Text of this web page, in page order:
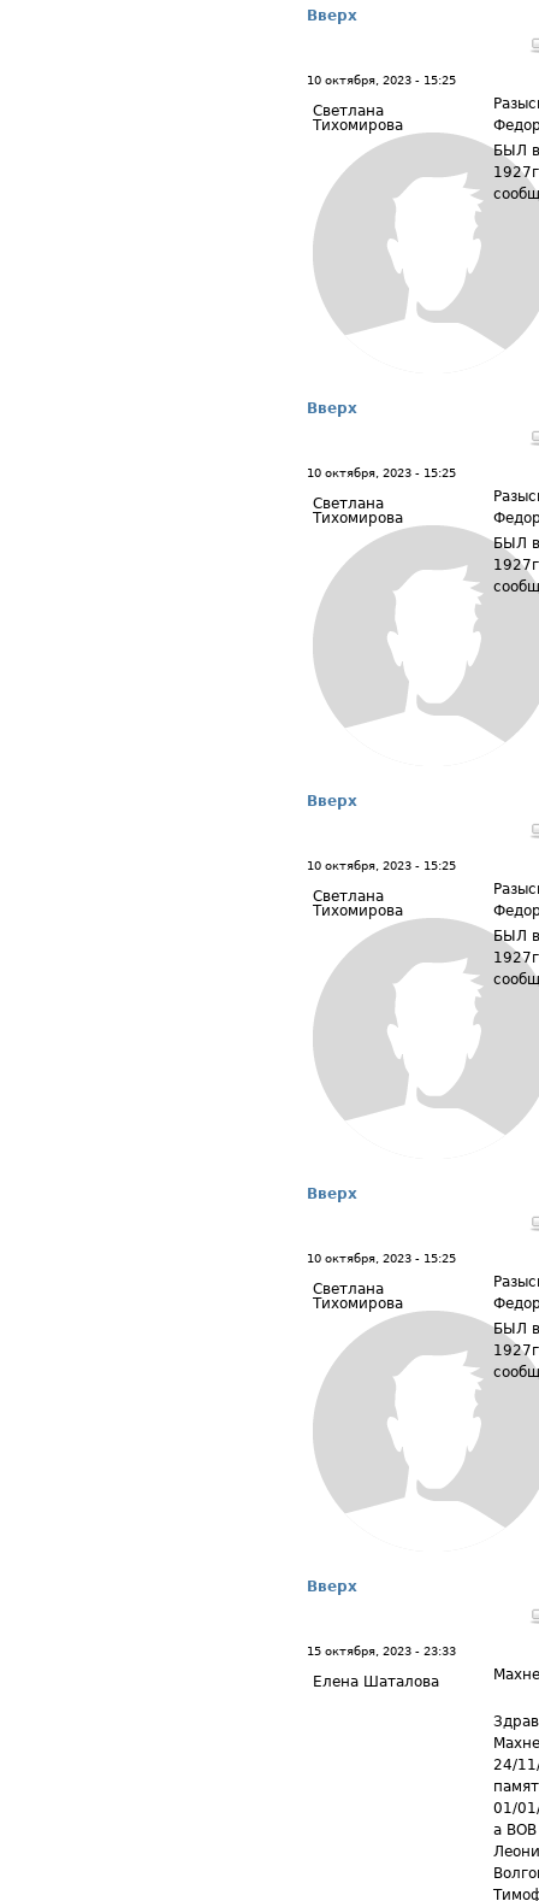
Вверх
10 октября, 2023 - 15:25
Светлана
Тихомирова
БЫЛ
Вверх
10 октября, 2023 - 15:25
Светлана
Тихомирова
БЫЛ
Вверх
10 октября, 2023 - 15:25
Светлана
Тихомирова
БЫЛ
Вверх
10 октября, 2023 - 15:25
Светлана
Тихомирова
БЫЛ
Вверх
15 октября, 2023 - 23:33
Елена Шаталова
24/
01/
а ВОВ